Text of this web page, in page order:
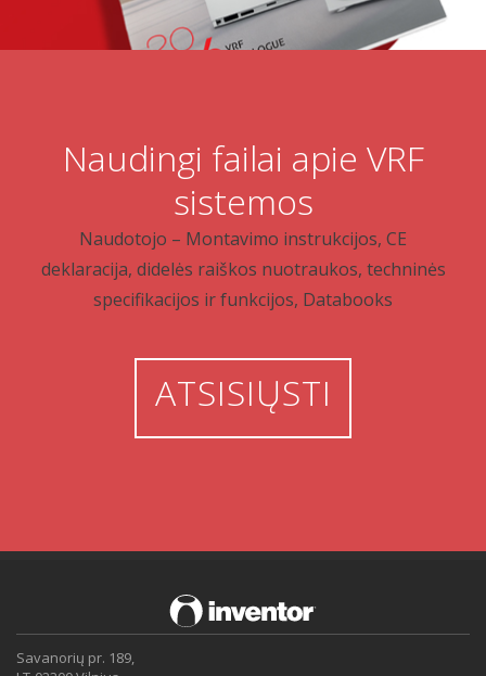
Naudingi failai apie VRF
sistemos
Naudotojo – Montavimo instrukcijos, CE
deklaracija, didelės raiškos nuotraukos, techninės
specifikacijos ir funkcijos, Databooks
ATSISIŲSTI
Savanorių pr. 189,